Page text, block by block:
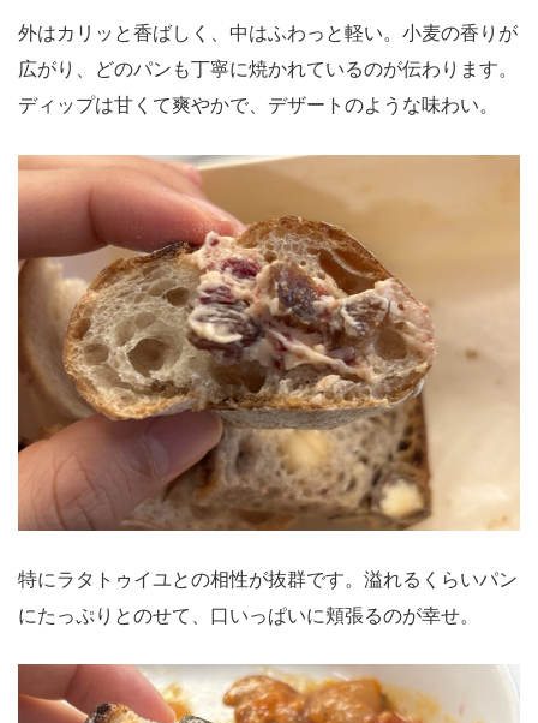
外はカリッと香ばしく、中はふわっと軽い。小麦の香りが
広がり、どのパンも丁寧に焼かれているのが伝わります。
ディップは甘くて爽やかで、デザートのような味わい。
特にラタトゥイユとの相性が抜群です。溢れるくらいパン
にたっぷりとのせて、口いっぱいに頬張るのが幸せ。